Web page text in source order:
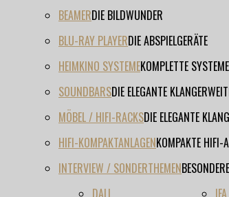
BEAMERDIE BILDWUNDER
BLU-RAY PLAYERDIE ABSPIELGERÄTE
HEIMKINO SYSTEMEKOMPLETTE SYSTEME
SOUNDBARSDIE ELEGANTE
MÖBEL / HIFI-RACKSDIE ELEGANTE
HIFI-KOMPAKTANLAGENKOMPAKTE HIFI-
INTERVIEW / SONDERTHEMEN